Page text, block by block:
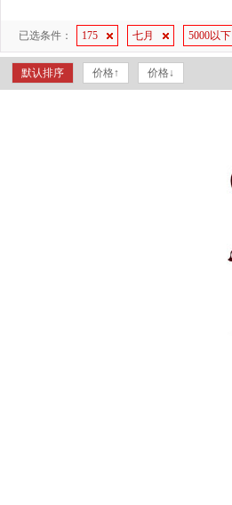
已选条件： 175 七月 5000以下
默认排序 价格↑ 价格↓